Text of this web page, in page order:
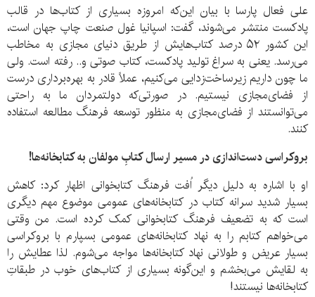
علی فعال پارسا با بیان این‌که امروزه بسیاری از کتاب‌ها در قالب
پادکست منتشر می‌شوند، گفت: اسپانیا غول صنعت چاپ جهان است،
این کشور ۵۲ درصد کتاب‌هایش از طریق دنیای مجازی به مخاطب
می‌رسد. یعنی به سراغ تولید پادکست، کتاب صوتی و.. رفته است. ولی
ما چون داریم زیرساخت‌زدایی می‌کنیم، عملاً قادر به بهره‌برداری درست
از فضای‌مجازی نیستیم. در صورتی‌که دولتمردان ما به راحتی
می‌توانستند از فضای‌مجازی به منظور توسعه فرهنگ مطالعه استفاده
کنند.
بروکراسی دست‌اندازی در مسیر ارسال کتابِ مولفان به کتابخانه‌ها!
او با اشاره به دلیل دیگر اُفت فرهنگ کتابخوانی اظهار کرد: کاهش
بسیار شدید سرانه کتاب در کتابخانه‌های عمومی موضوع مهم دیگری
است که به تضعیف فرهنگ کتابخوانی کمک کرده است. من وقتی
می‌خواهم کتابم را به نهاد کتابخانه‌های عمومی بسپارم با بروکراسی
بسیار عریض و طولانی نهاد کتابخانه‌ها مواجه می‌شوم. لذا عطایش را
به لقایش می‌بخشم و این‌گونه بسیاری از کتاب‌های خوب در طبقاتِ
کتابخانه‌ها نیستند!